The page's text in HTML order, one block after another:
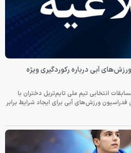
آبی درباره رکوردگیری ویژه
انتخابی تیم ملی تایم‌تریل دختران با
ورزش‌های آبی برای ایجاد شرایط برابر